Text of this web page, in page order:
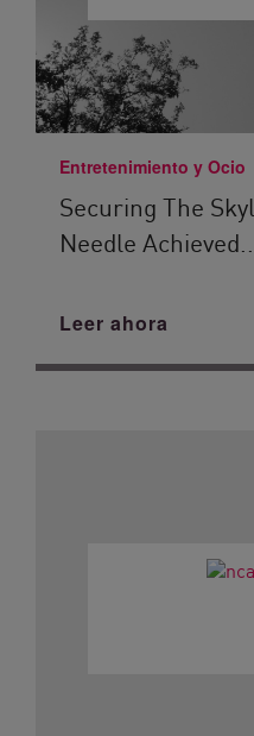
Entretenimiento y Ocio
Securing The
Needle
Leer ahora